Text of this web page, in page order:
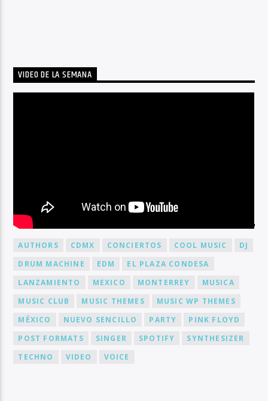
VIDEO DE LA SEMANA
BY TAG
AUTHORS CDMX CONCIERTOS COOL MUSIC
DJ
DRUM MACHINE
EDM
EL PLAZA CONDESA
LANZAMIENTO
MEXICO MONTERREY
MUSICA
MUSIC CLUB
MUSIC THEMES
MUSIC WP THEMES
MÉXICO
NUEVO SENCILLO PARTY
PINK FLOYD
POST FORMATS
SINGER SPOTIFY
SYNTHESIZER
TECHNO
VIDEO VOICE